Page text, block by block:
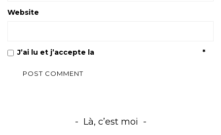
Website
J’ai lu et j’accepte la *
Là, c’est moi